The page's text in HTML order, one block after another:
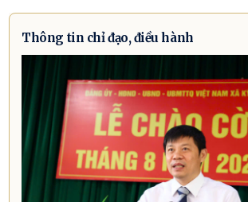
Thông tin chỉ đạo, điều hành